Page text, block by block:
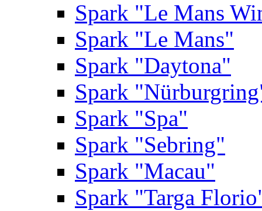
Spark "Le Mans
Spark "Le Mans"
Spark "Daytona"
Spark
Spark "Spa"
Spark "Sebring"
Spark "Macau"
Spark "Targa